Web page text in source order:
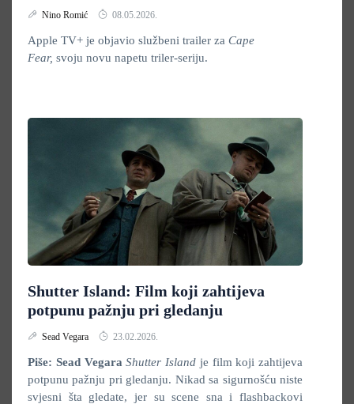
Nino Romić 08.05.2026.
Apple TV+ je objavio službeni trailer za Cape
Fear, svoju novu napetu triler-seriju.
Shutter Island: Film koji zahtijeva
potpunu pažnju pri gledanju
Sead Vegara 23.02.2026.
Piše: Sead VegaraShutter Island je film koji zahtijeva
potpunu pažnju pri gledanju. Nikad sa sigurnošću niste
svjesni šta gledate, jer su scene sna i flashbackovi